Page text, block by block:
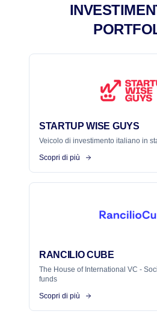
STARTUP WISE GUYS
Veicolo di investimento italiano in
Scopri di più
RANCILIO CUBE
The House of International VC -
funds
Scopri di più